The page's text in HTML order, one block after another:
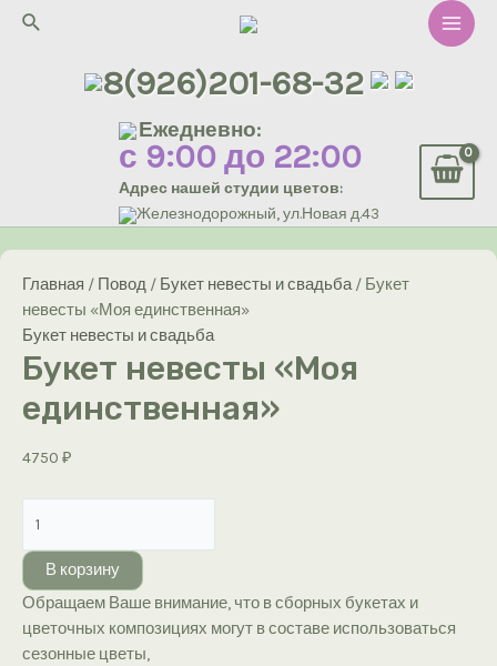
Перейти
Поиск
Main
8(926)201-68-32
Ежедневно:
с 9:00 до 22:00
Адрес нашей студии цветов:
Железнодорожный, ул.Новая д.43
Главная / Повод / Букет невесты и свадьба/ Букет
невесты «Моя единственная»
Букет невесты и свадьба
Букет невесты «Моя
единственная»
4750 ₽
товара
Букет
невесты
«Моя
единственная»
В корзину
Обращаем Ваше внимание, что в сборных букетах и
цветочных композициях могут в составе использоваться
сезонные цветы,